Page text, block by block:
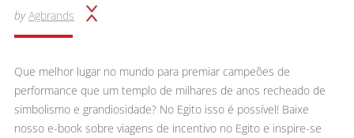
by Agbrands
Que melhor lugar no mundo para premiar campeões de
performance que um templo de milhares de anos recheado de
simbolismo e grandiosidade? No Egito isso é possível! Baixe
nosso e-book sobre viagens de incentivo no Egito e inspire-se